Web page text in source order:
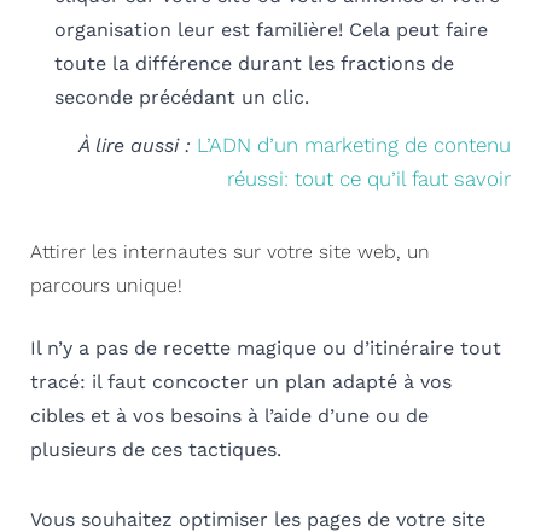
organisation leur est familière! Cela peut faire
toute la différence durant les fractions de
seconde précédant un clic.
À lire aussi : L’ADN d’un marketing de contenu
réussi: tout ce qu’il faut savoir
Attirer les internautes sur votre site web, un
parcours unique!
Il n’y a pas de recette magique ou d’itinéraire tout
tracé: il faut concocter un plan adapté à vos
cibles et à vos besoins à l’aide d’une ou de
plusieurs de ces tactiques.
Vous souhaitez optimiser les pages de votre site